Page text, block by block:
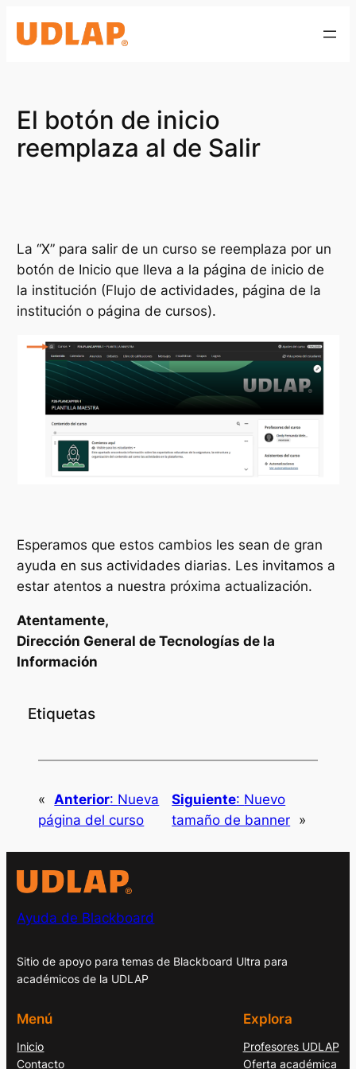
El botón de inicio
reemplaza al de Salir
La “X” para salir de un curso se reemplaza por un
botón de Inicio que lleva a la página de inicio de
la institución (Flujo de actividades, página de la
institución o página de cursos).
Esperamos que estos cambios les sean de gran
ayuda en sus actividades diarias. Les invitamos a
estar atentos a nuestra próxima actualización.
Atentamente,
Dirección General de Tecnologías de la
Información
Etiquetas
« Anterior: Nueva
página del curso
Siguiente: Nuevo
tamaño de banner »
Ayuda de Blackboard
Sitio de apoyo para temas de Blackboard Ultra para
académicos de la UDLAP
Menú
Inicio
Contacto
Explora
Profesores UDLAP
Oferta académica